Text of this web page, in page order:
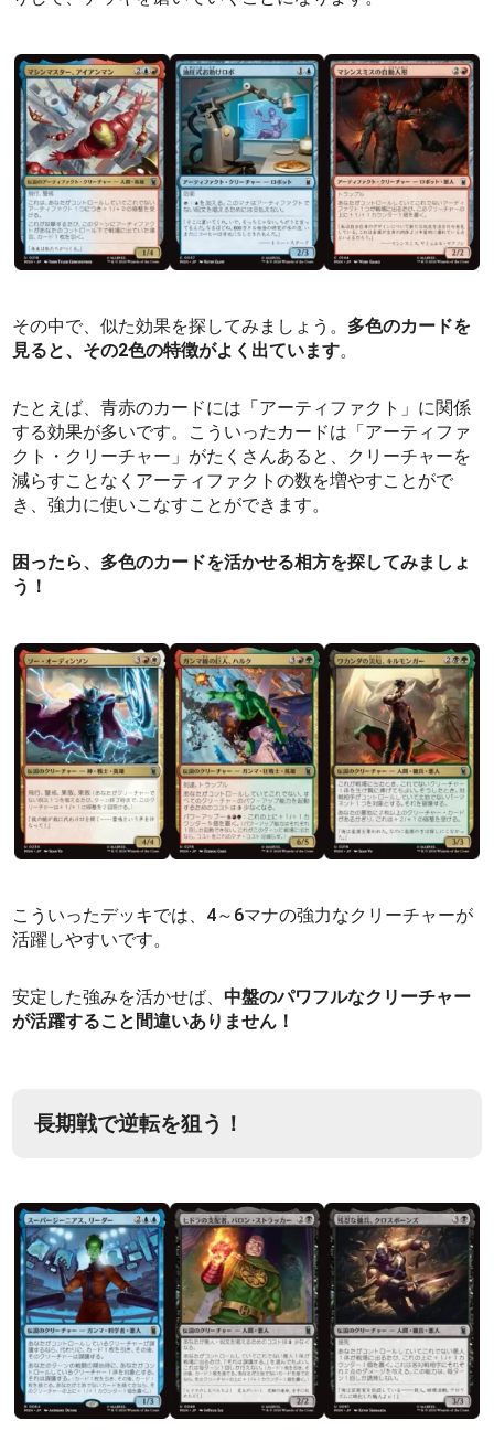
その中で、似た効果を探してみましょう。 多色のカードを
見ると、その2色の特徴がよく出ています。
たとえば、青赤のカードには「アーティファクト」に関係
する効果が多いです。こういったカードは「アーティファ
クト・クリーチャー」がたくさんあると、クリーチャーを
減らすことなくアーティファクトの数を増やすことがで
き、強力に使いこなすことができます。
困ったら、多色のカードを活かせる相方を探してみましょ
う！
こういったデッキでは、4～6マナの強力なクリーチャーが
活躍しやすいです。
安定した強みを活かせば、中盤のパワフルなクリーチャー
が活躍すること間違いありません！
長期戦で逆転を狙う！